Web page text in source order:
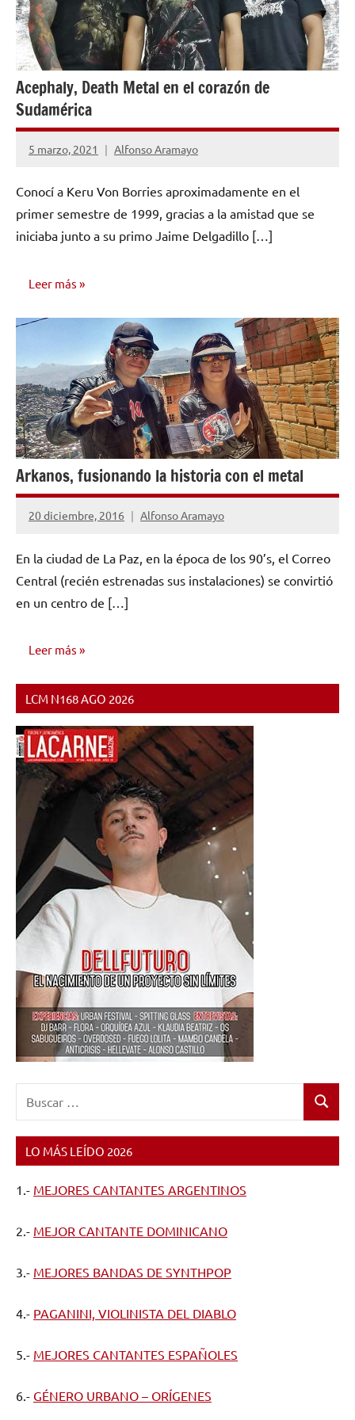
Acephaly, Death Metal en el corazón de
Sudamérica
5 marzo, 2021 Alfonso Aramayo
No
comentarios
Conocí a Keru Von Borries aproximadamente en el
primer semestre de 1999, gracias a la amistad que se
iniciaba junto a su primo Jaime Delgadillo […]
Leer más
Arkanos, fusionando la historia con el metal
20 diciembre, 2016 Alfonso Aramayo
No
comentarios
En la ciudad de La Paz, en la época de los 90’s, el Correo
Central (recién estrenadas sus instalaciones) se convirtió
en un centro de […]
Leer más
ENTREVISTAS
LCM N168 AGO 2026
Buscar
LO MÁS LEÍDO 2026
1.- MEJORES CANTANTES ARGENTINOS
2.- MEJOR CANTANTE DOMINICANO
3.- MEJORES BANDAS DE SYNTHPOP
4.- PAGANINI, VIOLINISTA DEL DIABLO
5.- MEJORES CANTANTES ESPAÑOLES
6.- GÉNERO URBANO – ORÍGENES